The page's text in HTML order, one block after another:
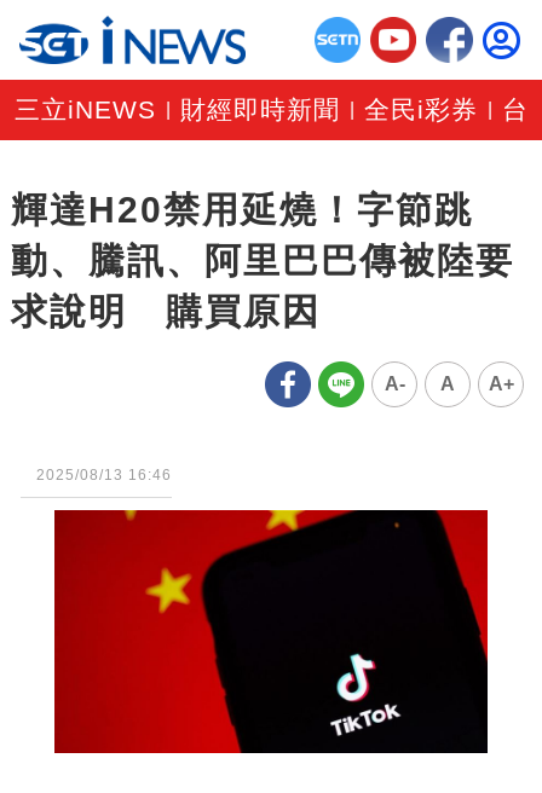
三立iNEWS 財經即時新聞 |全民i彩券 台
輝達H20禁用延燒！字節跳
動、騰訊、阿里巴巴傳被陸要
求說明 購買原因
A- A A+
2025/08/13 16:46